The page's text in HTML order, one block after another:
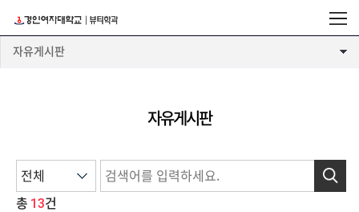
자유게시판
자유게시판
총 13건